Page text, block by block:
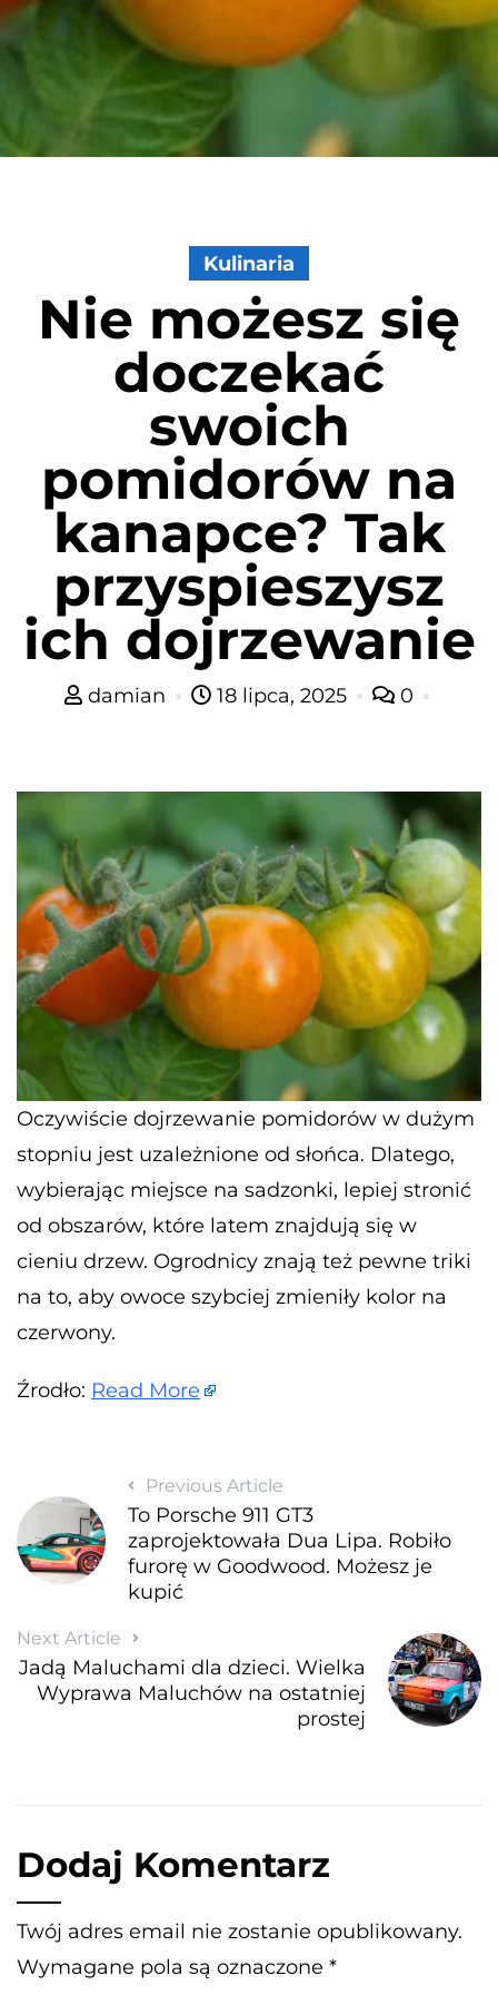
Kulinaria
Nie możesz się
doczekać
swoich
pomidorów na
kanapce? Tak
przyspieszysz
ich dojrzewanie
damian 18 lipca, 2025 0
Oczywiście dojrzewanie pomidorów w dużym
stopniu jest uzależnione od słońca. Dlatego,
wybierając miejsce na sadzonki, lepiej stronić
od obszarów, które latem znajdują się w
cieniu drzew. Ogrodnicy znają też pewne triki
na to, aby owoce szybciej zmieniły kolor na
czerwony.
Źrodło: Read More
Previous Article
To Porsche 911 GT3
zaprojektowała Dua Lipa. Robiło
furorę w Goodwood. Możesz je
kupić
Next Article
Jadą Maluchami dla dzieci. Wielka
Wyprawa Maluchów na ostatniej
prostej
Dodaj Komentarz
Twój adres email nie zostanie opublikowany.
Wymagane pola są oznaczone *